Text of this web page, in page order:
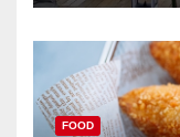
FOOD